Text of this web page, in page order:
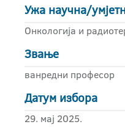
Ужа научна/
Онкологија и
Звање
ванредни професор
Датум избора
29. мај 2025.